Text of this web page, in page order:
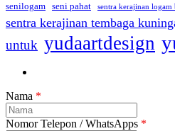
senilogam seni pahat sentra kerajinan
sentra kerajinan tembaga
untuk yudaartdesign
Nama *
Nomor Telepon / WhatsApps *